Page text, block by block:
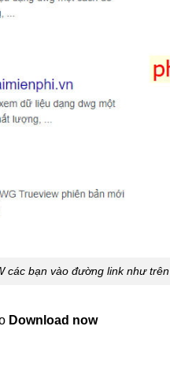
các bạn vào đường link như trên
Download now